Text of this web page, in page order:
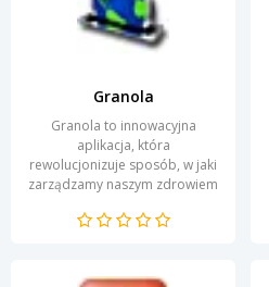
Granola
Granola to innowacyjna
aplikacja, która
rewolucjonizuje sposób, w jaki
zarządzamy naszym zdrowiem
zaawansowanym funkcjom,